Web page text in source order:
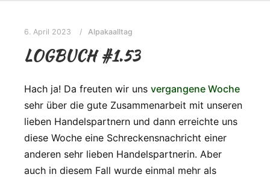
6. April 2023 Alpakaalltag
LOGBUCH #1.53
Hach ja! Da freuten wir uns vergangene Woche
sehr über die gute Zusammenarbeit mit unseren
lieben Handelspartnern und dann erreichte uns
diese Woche eine Schreckensnachricht einer
anderen sehr lieben Handelspartnerin. Aber
auch in diesem Fall wurde einmal mehr als